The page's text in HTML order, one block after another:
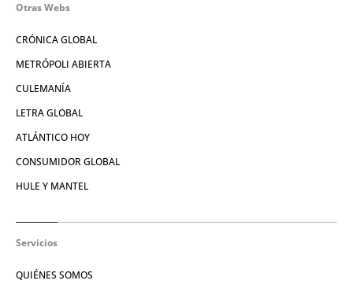
Otras Webs
CRÓNICA GLOBAL
METRÓPOLI ABIERTA
CULEMANÍA
LETRA GLOBAL
ATLÁNTICO HOY
CONSUMIDOR GLOBAL
HULE Y MANTEL
Servicios
QUIÉNES SOMOS